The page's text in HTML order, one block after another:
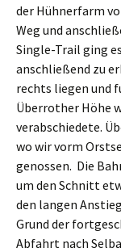
der Hühnerfarm
Weg und
Single-Trail ging
anschließend zu
rechts liegen und
Überrother Höhe
verabschiedete.
wo wir vorm
genossen. Die
um den Schnitt
den langen
Grund der
Abfahrt nach